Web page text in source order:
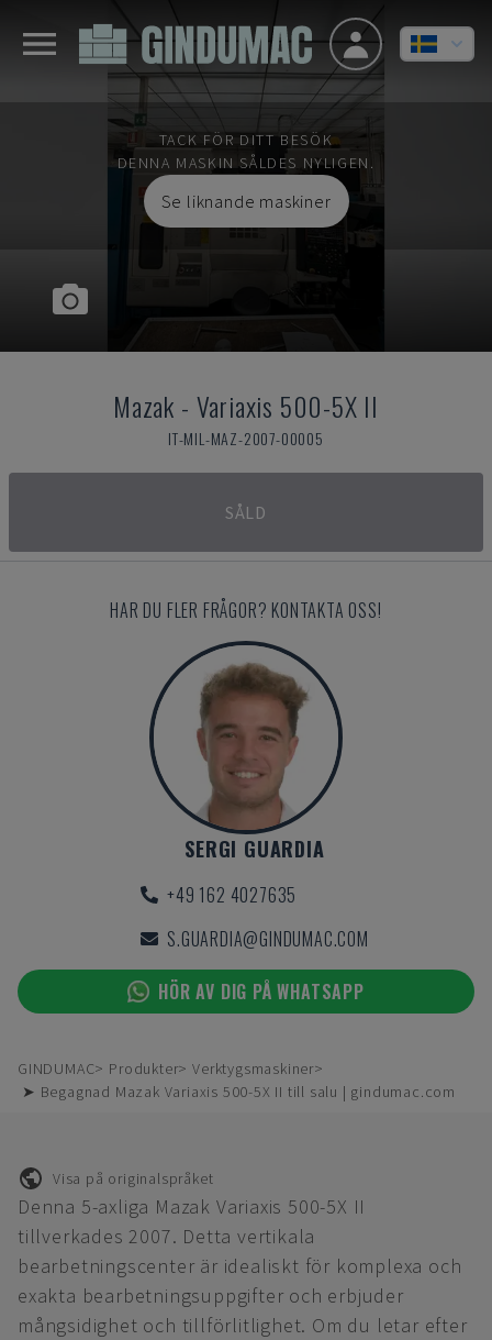
TACK FÖR DITT BESÖK
DENNA MASKIN SÅLDES NYLIGEN.
Se liknande maskiner
Mazak - Variaxis 500-5X II
IT-MIL-MAZ-2007-00005
SÅLD
HAR DU FLER FRÅGOR? KONTAKTA OSS!
SERGI GUARDIA
+49 162 4027635
S.GUARDIA@GINDUMAC.COM
HÖR AV DIG PÅ WHATSAPP
GINDUMAC Produkter
Verktygsmaskiner
➤ Begagnad Mazak Variaxis 500-5X II till salu | gindumac.com
Visa på originalspråket
Denna 5-axliga Mazak Variaxis 500-5X II
tillverkades 2007. Detta vertikala
bearbetningscenter är idealiskt för komplexa och
exakta bearbetningsuppgifter och erbjuder
mångsidighet och tillförlitlighet. Om du letar efter